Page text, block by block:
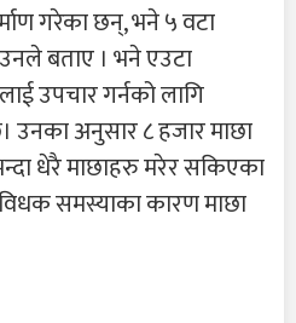
गरेका छन्, भने ५ वटा
बताए । भने एउटा
उपचार गर्नको लागि
उनका अनुसार ८ हजार माछा
धेरै माछाहरु मरेर सकिएका
समस्याका कारण माछा